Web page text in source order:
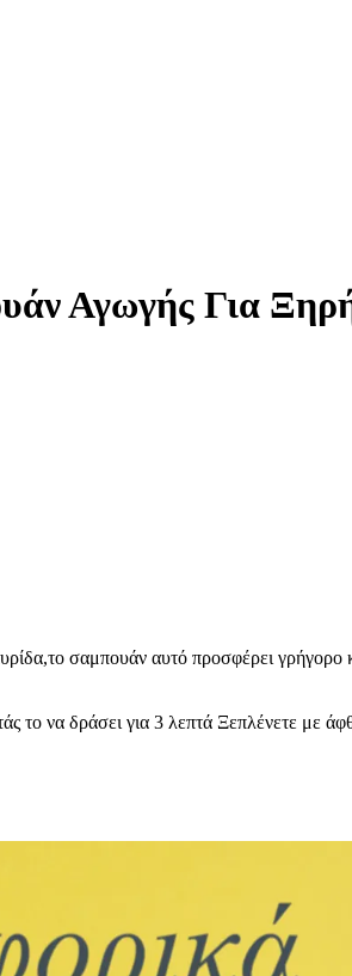
Αγωγής Για
σαμπουάν αυτό προσφέρει γρήγορο
να δράσει για 3 λεπτά Ξεπλένετε με